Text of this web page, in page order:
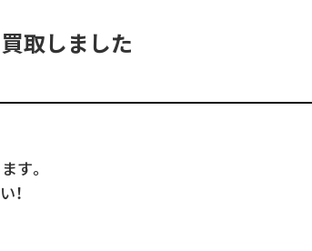
取しました
す。
！